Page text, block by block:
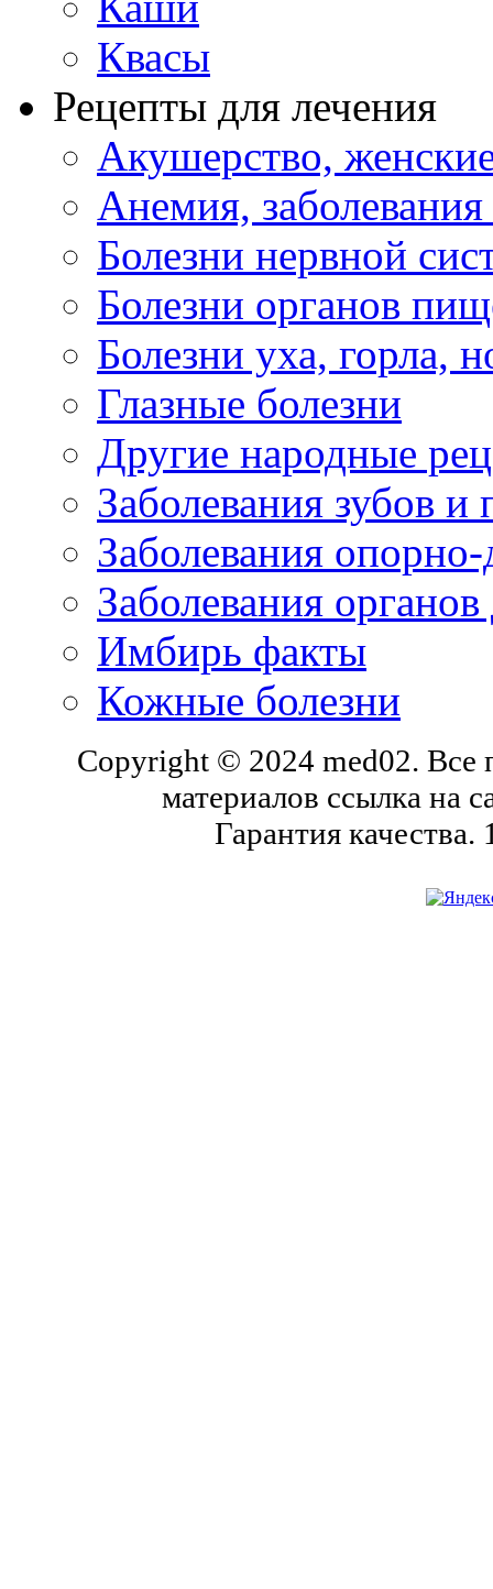
Квасы
Рецепты для лечения
Акушерство,
Анемия, заболевания
Болезни нервной
Болезни органов
Болезни уха, горла,
Глазные болезни
Другие народные
Заболевания зубов и
Заболевания опорно-
Заболевания
Имбирь факты
Кожные болезни
Copyright © 2024 med02. Все
материалов ссылка на
Гарантия